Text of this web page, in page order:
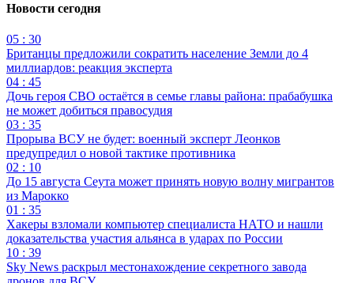
Новости сегодня
05 : 30
Британцы предложили сократить население Земли до 4
миллиардов: реакция эксперта
04 : 45
Дочь героя СВО остаётся в семье главы района: прабабушка
не может добиться правосудия
03 : 35
Прорыва ВСУ не будет: военный эксперт Леонков
предупредил о новой тактике противника
02 : 10
До 15 августа Сеута может принять новую волну мигрантов
из Марокко
01 : 35
Хакеры взломали компьютер специалиста НАТО и нашли
доказательства участия альянса в ударах по России
10 : 39
Sky News раскрыл местонахождение секретного завода